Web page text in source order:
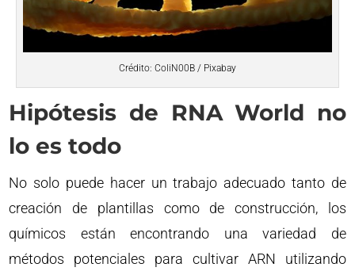
Crédito: ColiN00B / Pixabay
Hipótesis de RNA World no
lo es todo
No solo puede hacer un trabajo adecuado tanto de
creación de plantillas como de construcción, los
químicos están encontrando una variedad de
métodos potenciales para cultivar ARN utilizando